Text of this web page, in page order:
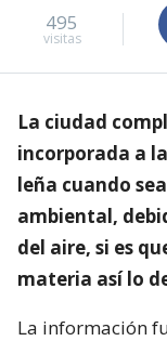
495
visitas
La ciudad
incorporada a
leña cuando
ambiental,
del aire, si es
materia así lo
La información